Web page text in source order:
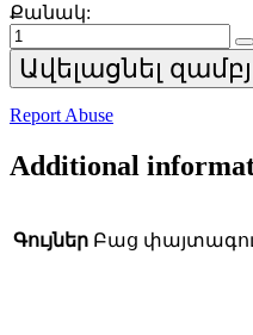
Քանակ:
Հյուրասենյակի
TV
տակդիր
Ավելացնել
Report Abuse
Additional
Գույներ Բաց